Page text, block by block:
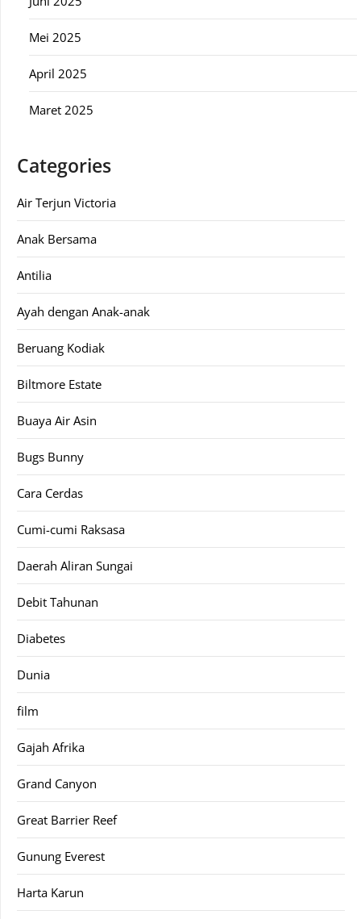
Mei 2025
April 2025
Maret 2025
Categories
Air Terjun Victoria
Anak Bersama
Antilia
Ayah dengan Anak-anak
Beruang Kodiak
Biltmore Estate
Buaya Air Asin
Bugs Bunny
Cara Cerdas
Cumi-cumi Raksasa
Daerah Aliran Sungai
Debit Tahunan
Diabetes
Dunia
film
Gajah Afrika
Grand Canyon
Great Barrier Reef
Gunung Everest
Harta Karun